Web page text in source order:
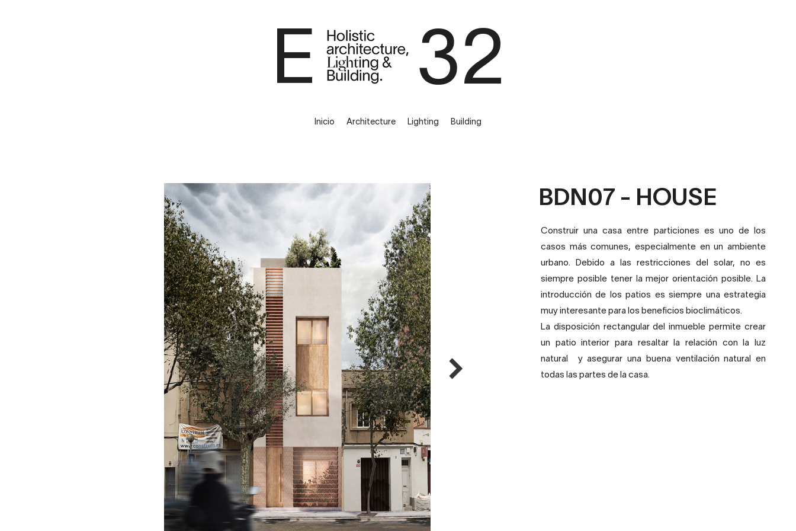
E 32
Inicio Architecture Lighting Building
BDN07 - HOUSE
Construir una casa entre particiones es uno de los
casos más comunes, especialmente en un ambiente
urbano. Debido a las restricciones del solar, no es
siempre posible tener la mejor orientación posible. La
introducción de los patios es siempre una estrategia
muy interesante para los beneficios bioclimáticos.
La disposición rectangular del inmueble permite crear
un patio interior para resaltar la relación con la luz
natural y asegurar una buena ventilación natural en
todas las partes de la casa.